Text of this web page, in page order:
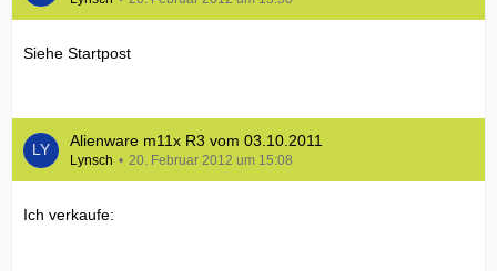
Siehe Startpost
Alienware m11x R3 vom 03.10.2011
Lynsch 20. Februar 2012 um 15:08
Ich verkaufe: